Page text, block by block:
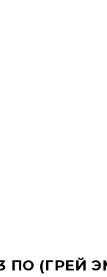
ПО (ГРЕЙ